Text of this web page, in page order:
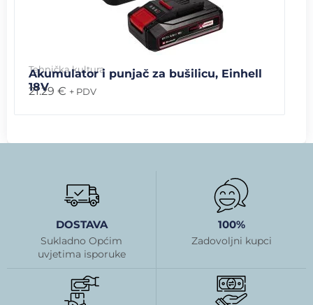
Tehnička kultura
Akumulator i punjač za bušilicu, Einhell
18V
21.29 € + PDV
DOSTAVA
Sukladno Općim
uvjetima isporuke
100%
Zadovoljni kupci